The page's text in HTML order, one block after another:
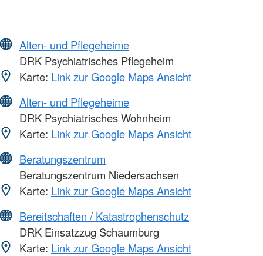
Alten- und Pflegeheime
DRK Psychiatrisches Pflegeheim
Karte: Link zur Google Maps Ansicht
Alten- und Pflegeheime
DRK Psychiatrisches Wohnheim
Karte: Link zur Google Maps Ansicht
Beratungszentrum
Beratungszentrum Niedersachsen
Karte: Link zur Google Maps Ansicht
Bereitschaften / Katastrophenschutz
DRK Einsatzzug Schaumburg
Karte: Link zur Google Maps Ansicht